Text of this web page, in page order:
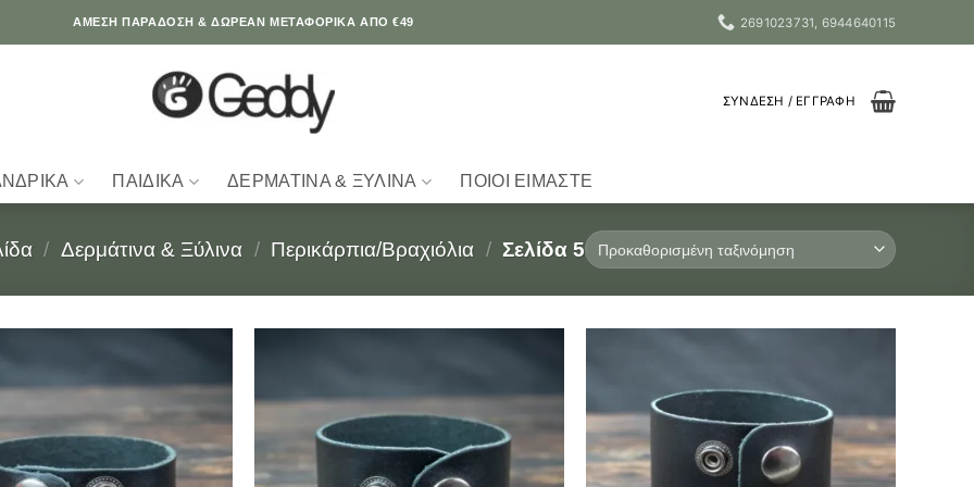
ΆΜΕΣΗ ΠΑΡΑΔΟΣΗ & ΔΩΡΕΑΝ ΜΕΤΑΦΟΡΙΚΑ ΑΠΟ €49 2691023731, 6944640115
ΣΎΝΔΕΣΗ / ΕΓΓΡΑΦΉ
ΠΑΙΔΙΚΆ ΔΕΡΜΆΤΙΝΑ & ΞΎΛΙΝΑ ΠΟΙΟΙ ΕΊΜΑΣΤΕ
/ Δερμάτινα & Ξύλινα / Περικάρπια/Βραχιόλια / Σελίδα 5